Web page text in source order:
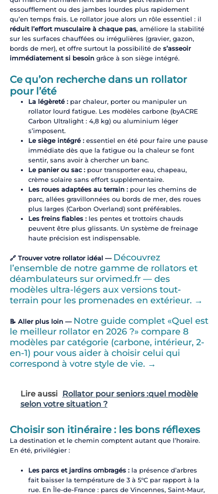
essoufflement ou des jambes lourdes plus rapidement
qu’en temps frais. Le rollator joue alors un rôle essentiel : il
réduit l’effort musculaire à chaque pas, améliore la stabilité
sur les surfaces chauffées ou irrégulières (gravier, gazon,
bords de mer), et offre surtout la possibilité de s’asseoir
immédiatement si besoingrâce à son siège intégré.
Ce qu’on recherche dans un rollator
pour l’été
La légèreté :par chaleur, porter ou manipuler un
rollator lourd fatigue. Les modèles carbone (byACRE
Carbon Ultralight : 4,8 kg) ou aluminium léger
s’imposent.
Le siège intégré :essentiel en été pour faire une pause
immédiate dès que la fatigue ou la chaleur se font
sentir, sans avoir à chercher un banc.
Le panier ou sac :pour transporter eau, chapeau,
crème solaire sans effort supplémentaire.
Les roues adaptées au terrain :pour les chemins de
parc, allées gravillonnées ou bords de mer, des roues
plus larges (Carbon Overland) sont préférables.
Les freins fiables :les pentes et trottoirs chauds
peuvent être plus glissants. Un système de freinage
haute précision est indispensable.
🔗 Trouver votre rollator idéal — Découvrez
l’ensemble de notre gamme de rollators et
déambulateurs sur orvimed.fr — des
modèles ultra-légers aux versions tout-
terrain pour les promenades en extérieur. →
📝 Aller plus loin — Notre guide complet «Quel est
le meilleur rollator en 2026 ?» compare 8
modèles par catégorie (carbone, intérieur, 2-
en-1) pour vous aider à choisir celui qui
correspond à votre style de vie. →
Lire aussi Rollator pour seniors :quel modèle
selon votre situation ?
Choisir son itinéraire : les bons réflexes
La destination et le chemin comptent autant que l’horaire.
En été, privilégier :
Les parcs et jardins ombragés :la présence d’arbres
fait baisser la température de 3 à 5°C par rapport à la
rue. En Île-de-France : parcs de Vincennes, Saint-Maur,